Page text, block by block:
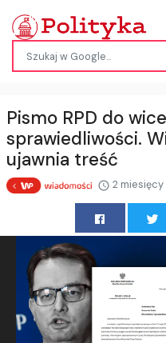
Pismo RPD do
sprawiedliwości.
ujawnia treść
2